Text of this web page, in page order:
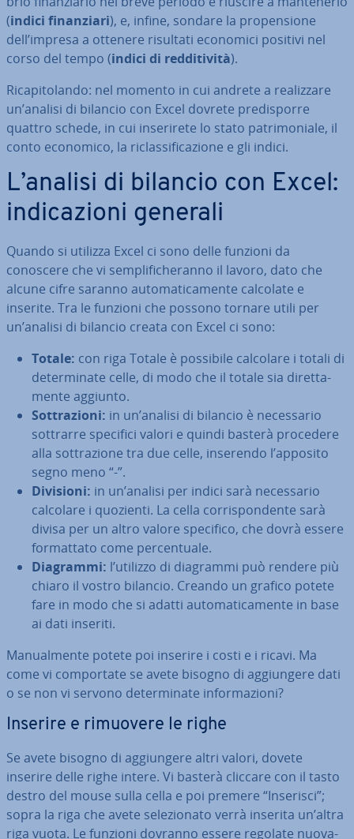
(indici fi­nan­zia­ri), e, infine, sondare la pro­pen­sio­ne
dell’impresa a ottenere risultati economici positivi nel
corso del tempo (indici di red­di­ti­vi­tà).
Ri­ca­pi­to­lan­do: nel momento in cui andrete a rea­liz­za­re
un’analisi di bilancio con Excel dovrete pre­di­spor­re
quattro schede, in cui in­se­ri­re­te lo stato pa­tri­mo­nia­le, il
conto economico, la ri­clas­si­fi­ca­zio­ne e gli indici.
L’analisi di bilancio con Excel:
in­di­ca­zio­ni generali
Quando si utilizza Excel ci sono delle funzioni da
conoscere che vi sem­pli­fi­che­ran­no il lavoro, dato che
alcune cifre saranno au­to­ma­ti­ca­men­te calcolate e
inserite. Tra le funzioni che possono tornare utili per
un’analisi di bilancio creata con Excel ci sono:
Totale: con riga Totale è possibile calcolare i totali di
de­ter­mi­na­te celle, di modo che il totale sia di­ret­ta­
men­te aggiunto.
Sot­tra­zio­ni: in un’analisi di bilancio è ne­ces­sa­rio
sottrarre specifici valori e quindi basterà procedere
alla sot­tra­zio­ne tra due celle, inserendo l’apposito
segno meno “-”.
Divisioni: in un’analisi per indici sarà ne­ces­sa­rio
calcolare i quozienti. La cella cor­ri­spon­den­te sarà
divisa per un altro valore specifico, che dovrà essere
for­mat­ta­to come per­cen­tua­le.
Diagrammi: l’utilizzo di diagrammi può rendere più
chiaro il vostro bilancio. Creando un grafico potete
fare in modo che si adatti au­to­ma­ti­ca­men­te in base
ai dati inseriti.
Ma­nual­men­te potete poi inserire i costi e i ricavi. Ma
come vi com­por­ta­te se avete bisogno di ag­giun­ge­re dati
o se non vi servono de­ter­mi­na­te in­for­ma­zio­ni?
Inserire e rimuovere le righe
Se avete bisogno di ag­giun­ge­re altri valori, dovete
inserire delle righe intere. Vi basterà cliccare con il tasto
destro del mouse sulla cella e poi premere “Inserisci”;
sopra la riga che avete se­le­zio­na­to verrà inserita un’altra
riga vuota. Le funzioni dovranno essere regolate nuo­va­